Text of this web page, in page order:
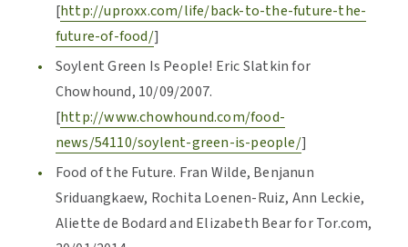
[http://uproxx.com/life/back-to-the-future-the-
future-of-food/]
Soylent Green Is People! Eric Slatkin for
Chowhound, 10/09/2007.
[http://www.chowhound.com/food-
news/54110/soylent-green-is-people/]
Food of the Future. Fran Wilde, Benjanun
Sriduangkaew, Rochita Loenen-Ruiz, Ann Leckie,
Aliette de Bodard and Elizabeth Bear for Tor.com,